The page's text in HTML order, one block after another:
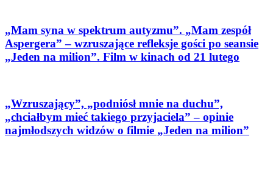
„Mam syna w spektrum autyzmu”. „Mam zespół
Aspergera” – wzruszające refleksje gości po seansie
„Jeden na milion”. Film w kinach od 21 lutego
„Wzruszający”, „podniósł mnie na duchu”,
„chciałbym mieć takiego przyjaciela” – opinie
najmłodszych widzów o filmie „Jeden na milion”